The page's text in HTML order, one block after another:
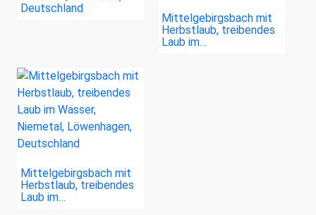
Deutschland
Mittelgebirgsbach mit
Herbstlaub, treibendes
Laub im…
Mittelgebirgsbach mit
Herbstlaub, treibendes
Laub im…